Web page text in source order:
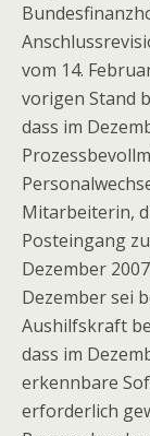
vom 14.
vorigen Stand
dass im
Mitarbeiterin,
Posteingang
Dezember
Dezember sei
Aushilfskraft
dass im
erkennbare
erforderlich